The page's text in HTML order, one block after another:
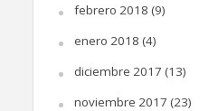
febrero 2018 (9)
enero 2018 (4)
diciembre 2017 (13)
noviembre 2017 (23)